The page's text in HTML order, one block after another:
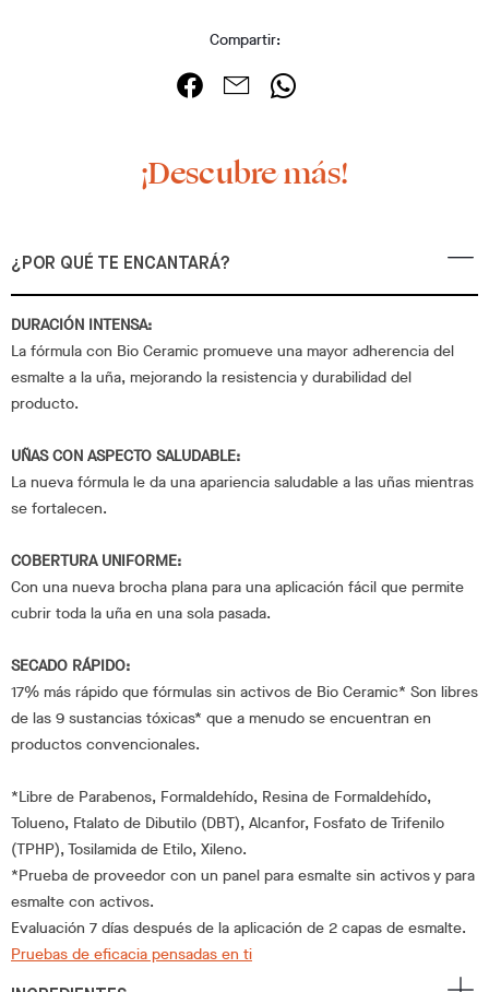
Compartir:
¡Descubre más!
¿POR QUÉ TE ENCANTARÁ?
DURACIÓN INTENSA:
La fórmula con Bio Ceramic promueve una mayor adherencia del
esmalte a la uña, mejorando la resistencia y durabilidad del
producto.
UÑAS CON ASPECTO SALUDABLE:
La nueva fórmula le da una apariencia saludable a las uñas mientras
se fortalecen.
COBERTURA UNIFORME:
Con una nueva brocha plana para una aplicación fácil que permite
cubrir toda la uña en una sola pasada.
SECADO RÁPIDO:
17% más rápido que fórmulas sin activos de Bio Ceramic* Son libres
de las 9 sustancias tóxicas* que a menudo se encuentran en
productos convencionales.
*Libre de Parabenos, Formaldehído, Resina de Formaldehído,
Tolueno, Ftalato de Dibutilo (DBT), Alcanfor, Fosfato de Trifenilo
(TPHP), Tosilamida de Etilo, Xileno.
*Prueba de proveedor con un panel para esmalte sin activos y para
esmalte con activos.
Evaluación 7 días después de la aplicación de 2 capas de esmalte.
Pruebas de eficacia pensadas en ti